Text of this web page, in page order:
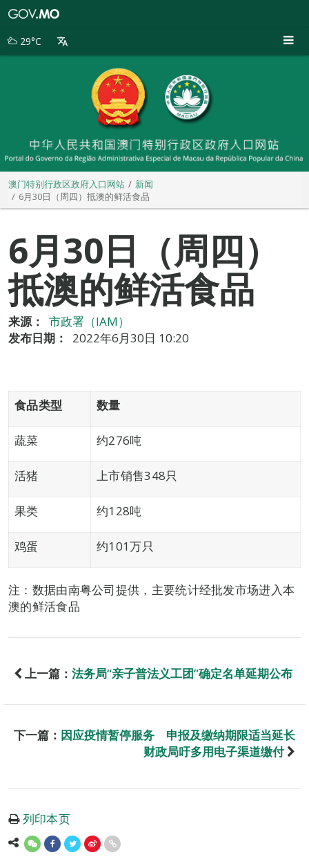
别
29°C
澳门特别行政区政府入口网站
新闻
6月30日（周四）抵澳的鲜活食品
6月30日（周四）
抵澳的鲜活食品
来源：
市政署（IAM）
发布日期：
2022年6月30日 10:20
食品类型 数量
蔬菜 约276吨
活猪 上市销售348只
果类 约128吨
鸡蛋 约101万只
注：数据由南粤公司提供，主要统计经批发市场进入本
澳的鲜活食品
上一篇： 法务局“亲子普法义工团”确定名单延期公布
下一篇： 因应疫情暂停服务 申报及缴纳期限适当延长
财政局吁多用电子渠道缴付
列印本页